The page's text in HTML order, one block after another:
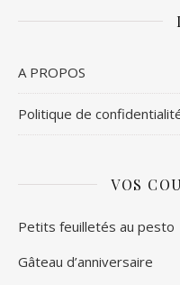
A PROPOS
Politique de
VOS
Petits feuilletés au pesto
Gâteau d’anniversaire